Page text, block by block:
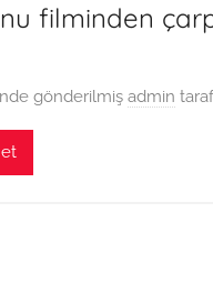
filminden
gönderilmiş admin